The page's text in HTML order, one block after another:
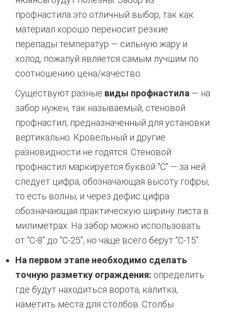
профнастила это отличный выбор, так как
материал хорошо переносит резкие
перепады температур — сильную жару и
холод, пожалуй является самым лучшим по
соотношению цена/качество.
Существуют разные виды профнастила — на
забор нужен, так называемый, стеновой
профнастил, предназначенный для установки
вертикально. Кровельный и другие
разновидности не годятся. Стеновой
профнастил маркируется буквой “С” — за ней
следует цифра, обозначающая высоту гофры,
то есть волны, и через дефис цифра
обозначающая практическую ширину листа в
милиметрах. На забор можно использовать
от “С-8” до “С-25”, но чаще всего берут “С-15”.
На первом этапе необходимо сделать
точную разметку ограждения: определить
где будут находиться ворота, калитка,
наметить места для столбов. Столбы